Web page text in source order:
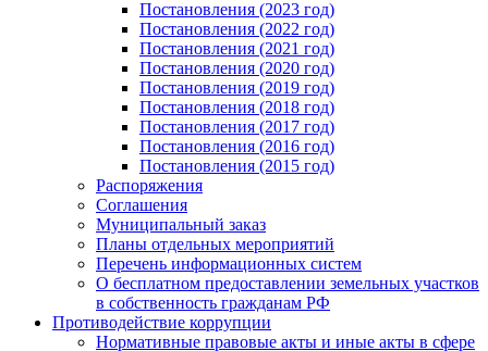
Постановления (2023 год)
Постановления (2022 год)
Постановления (2021 год)
Постановления (2020 год)
Постановления (2019 год)
Постановления (2018 год)
Постановления (2017 год)
Постановления (2016 год)
Постановления (2015 год)
Распоряжения
Соглашения
Муниципальный заказ
Планы отдельных мероприятий
Перечень информационных систем
О бесплатном предоставлении земельных участков
в собственность гражданам РФ
Противодействие коррупции
Нормативные правовые акты и иные акты в сфере